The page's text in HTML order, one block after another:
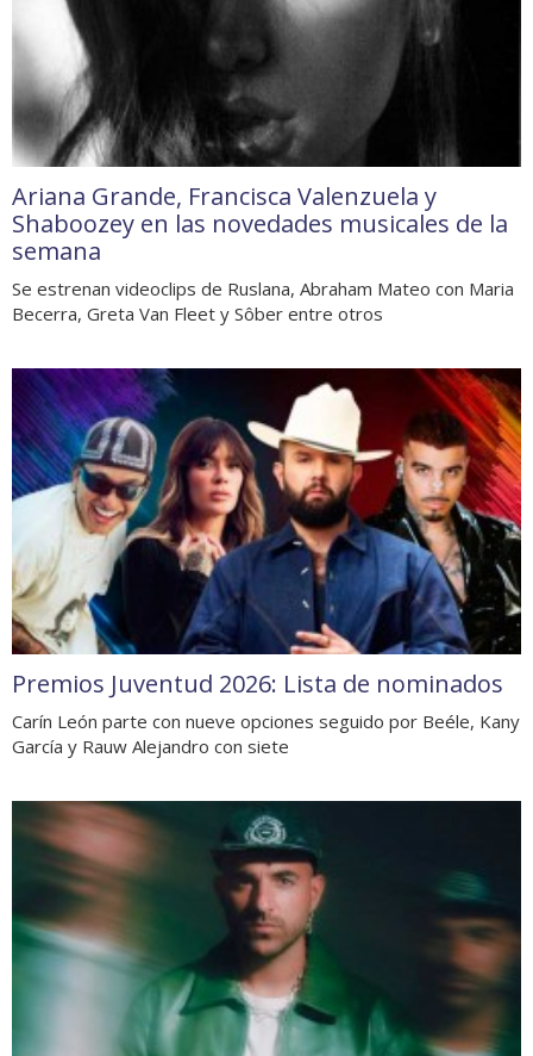
Ariana Grande, Francisca Valenzuela y
Shaboozey en las novedades musicales de la
semana
Se estrenan videoclips de Ruslana, Abraham Mateo con Maria
Becerra, Greta Van Fleet y Sôber entre otros
Premios Juventud 2026: Lista de nominados
Carín León parte con nueve opciones seguido por Beéle, Kany
García y Rauw Alejandro con siete